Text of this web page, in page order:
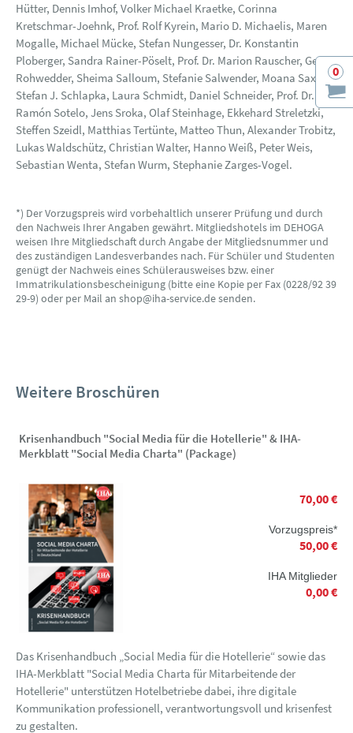
0
Hütter, Dennis Imhof, Volker Michael Kraetke, Corinna
Kretschmar-Joehnk, Prof. Rolf Kyrein, Mario D. Michaelis, Maren
Mogalle, Michael Mücke, Stefan Nungesser, Dr. Konstantin
Ploberger, Sandra Rainer-Pöselt, Prof. Dr. Marion Rauscher, Gesa
Rohwedder, Sheima Salloum, Stefanie Salwender, Moana Sax,
Stefan J. Schlapka, Laura Schmidt, Daniel Schneider, Prof. Dr.
Ramón Sotelo, Jens Sroka, Olaf Steinhage, Ekkehard Streletzki,
Steffen Szeidl, Matthias Tertünte, Matteo Thun, Alexander Trobitz,
Lukas Waldschütz, Christian Walter, Hanno Weiß, Peter Weis,
Sebastian Wenta, Stefan Wurm, Stephanie Zarges-Vogel.
*) Der Vorzugspreis wird vorbehaltlich unserer Prüfung und durch
den Nachweis Ihrer Angaben gewährt. Mitgliedshotels im DEHOGA
weisen Ihre Mitgliedschaft durch Angabe der Mitgliedsnummer und
des zuständigen Landesverbandes nach. Für Schüler und Studenten
genügt der Nachweis eines Schülerausweises bzw. einer
Immatrikulationsbescheinigung (bitte eine Kopie per Fax (0228/92 39
29-9) oder per Mail an shop@iha-service.de senden.
Weitere Broschüren
Krisenhandbuch "Social Media für die Hotellerie" & IHA-
Merkblatt "Social Media Charta" (Package)
70,00 €
Vorzugspreis*
50,00 €
IHA Mitglieder
0,00 €
Das Krisenhandbuch „Social Media für die Hotellerie“ sowie das
IHA-Merkblatt "Social Media Charta für Mitarbeitende der
Hotellerie" unterstützen Hotelbetriebe dabei, ihre digitale
Kommunikation professionell, verantwortungsvoll und krisenfest
zu gestalten.